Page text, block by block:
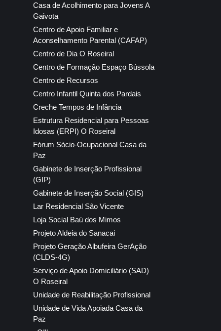
Casa de Acolhimento para Jovens A
Gaivota
Centro de Apoio Familiar e
Aconselhamento Parental (CAFAP)
Centro de Dia O Roseiral
Centro de Formação Espaço Bússola
Centro de Recursos
Centro Infantil Quinta dos Pardais
Creche Tempos de Infância
Estrutura Residencial para Pessoas
Idosas (ERPI) O Roseiral
Fórum Sócio-Ocupacional Casa da
Paz
Gabinete de Inserção Profissional
(GIP)
Gabinete de Inserção Social (GIS)
Lar Residencial São Vicente
Loja Social Baú dos Mimos
Projeto Aldeia do Sanacai
Projeto Geração Albufeira GerAção
(CLDS-4G)
Serviço de Apoio Domiciliário (SAD)
O Roseiral
Unidade de Reabilitação Profissional
Unidade de Vida Apoiada Casa da
Paz